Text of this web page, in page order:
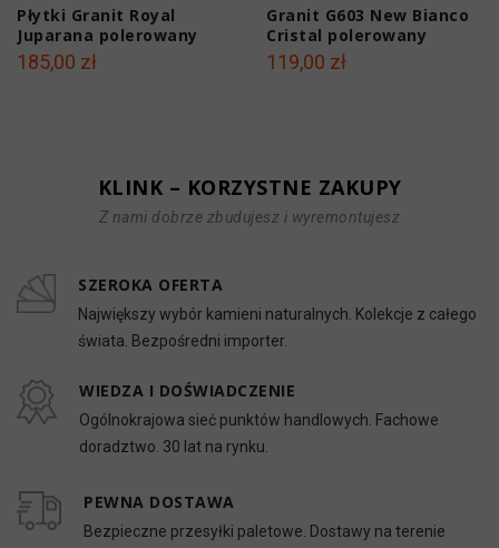
Płytki Granit Royal
Juparana polerowany
61x30,5x1 cm
185,00 zł
Granit G603 New Bianco
Cristal polerowany
61x30,5x1 cm
119,00 zł
KLINK – KORZYSTNE ZAKUPY
Z nami dobrze zbudujesz i wyremontujesz
SZEROKA OFERTA
Największy wybór kamieni naturalnych. Kolekcje z całego
świata. Bezpośredni importer.
WIEDZA I DOŚWIADCZENIE
Ogólnokrajowa sieć punktów handlowych. Fachowe
doradztwo. 30 lat na rynku.
PEWNA DOSTAWA
Bezpieczne przesyłki paletowe. Dostawy na terenie